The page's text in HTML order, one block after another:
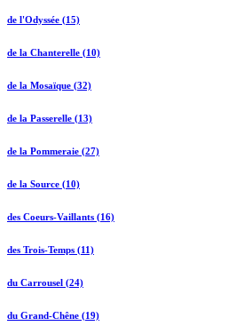
de l'Odyssée (15)
de la Chanterelle (10)
de la Mosaïque (32)
de la Passerelle (13)
de la Pommeraie (27)
de la Source (10)
des Coeurs-Vaillants (16)
des Trois-Temps (11)
du Carrousel (24)
du Grand-Chêne (19)